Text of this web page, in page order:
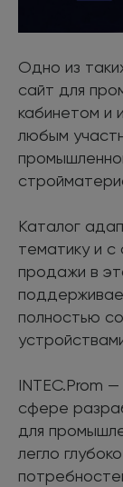
Одно из
сайт для
кабинетом и
любым
Каталог
тематику и с
продажи в
полностью
INTEC.Prom
сфере
для
легло